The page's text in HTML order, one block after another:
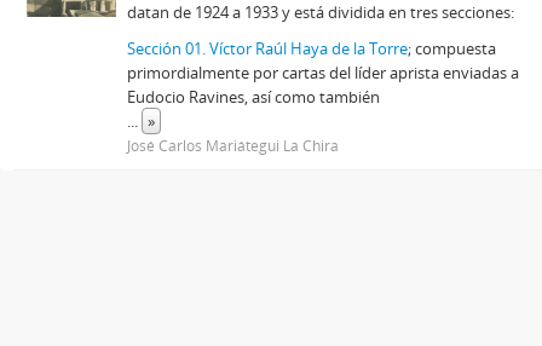
datan de 1924 a 1933 y está dividida en tres secciones:
Sección 01. Víctor Raúl Haya de la Torre; compuesta
primordialmente por cartas del líder aprista enviadas a
Eudocio Ravines, así como también
... »
José Carlos Mariátegui La Chira